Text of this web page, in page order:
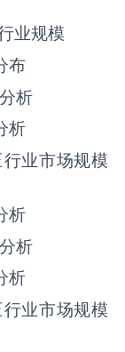
业规模
布
析
析
业市场规模
析
析
析
业市场规模